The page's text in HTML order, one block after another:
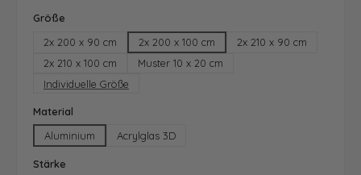
Größe
2x 200 x 90 cm
2x 200 x 100 cm
2x 210 x 90 cm
2x 210 x 100 cm
Muster 10 x 20 cm
Individuelle Größe
Material
Aluminium
Acrylglas 3D
Stärke